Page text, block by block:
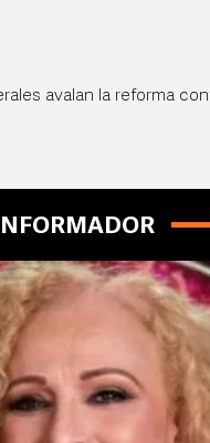
avalan la reforma